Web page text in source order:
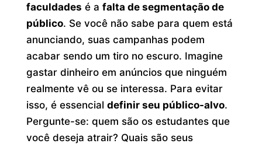
faculdades é a falta de segmentação de
público. Se você não sabe para quem está
anunciando, suas campanhas podem
acabar sendo um tiro no escuro. Imagine
gastar dinheiro em anúncios que ninguém
realmente vê ou se interessa. Para evitar
isso, é essencial definir seu público-alvo.
Pergunte-se: quem são os estudantes que
você deseja atrair? Quais são seus